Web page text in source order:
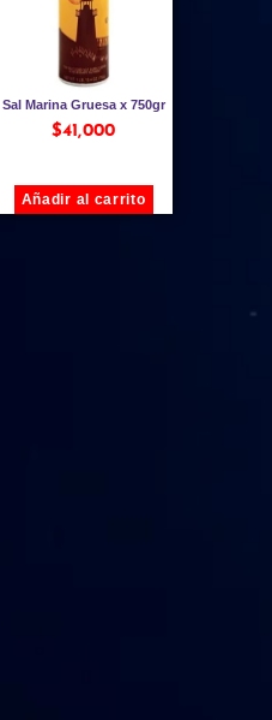
Sal Marina Gruesa x 750gr
$41,000
Añadir al carrito